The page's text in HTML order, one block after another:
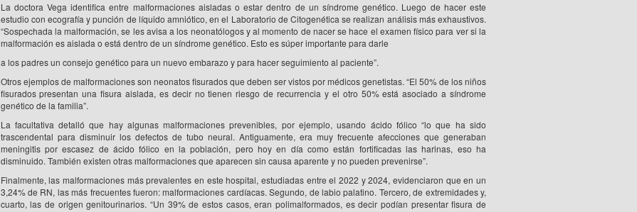
La doctora Vega identifica entre malformaciones aisladas o estar dentro de un síndrome genético. Luego de hacer este
estudio con ecografía y punción de líquido amniótico, en el Laboratorio de Citogenética se realizan análisis más exhaustivos.
“Sospechada la malformación, se les avisa a los neonatólogos y al momento de nacer se hace el examen físico para ver si la
malformación es aislada o está dentro de un síndrome genético. Esto es súper importante para darle
a los padres un consejo genético para un nuevo embarazo y para hacer seguimiento al paciente”.
Otros ejemplos de malformaciones son neonatos fisurados que deben ser vistos por médicos genetistas. “El 50% de los niños
fisurados presentan una fisura aislada, es decir no tienen riesgo de recurrencia y el otro 50% está asociado a síndrome
genético de la familia”.
La facultativa detalló que hay algunas malformaciones prevenibles, por ejemplo, usando ácido fólico “lo que ha sido
trascendental para disminuir los defectos de tubo neural. Antiguamente, era muy frecuente afecciones que generaban
meningitis por escasez de ácido fólico en la población, pero hoy en día como están fortificadas las harinas, eso ha
disminuido. También existen otras malformaciones que aparecen sin causa aparente y no pueden prevenirse”.
Finalmente, las malformaciones más prevalentes en este hospital, estudiadas entre el 2022 y 2024, evidenciaron que en un
3,24% de RN, las más frecuentes fueron: malformaciones cardíacas. Segundo, de labio palatino. Tercero, de extremidades y,
cuarto, las de origen genitourinarios. “Un 39% de estos casos, eran polimalformados, es decir podían presentar fisura de